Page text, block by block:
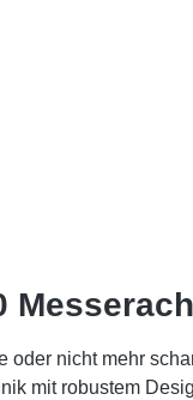
nicht mehr
mit robustem